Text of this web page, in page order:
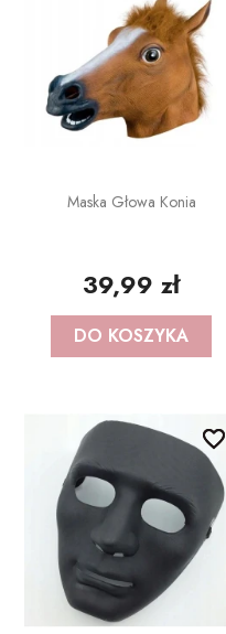
Maska Głowa Konia
39,99 zł
DO KOSZYKA
favorite_border
favorite_border